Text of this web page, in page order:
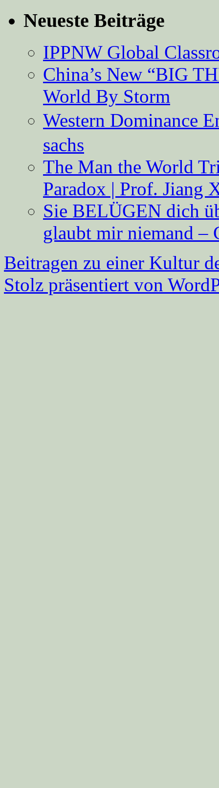
Neueste Beiträge
IPPNW Global
China’s New “BIG
World By Storm
Western Dominance
sachs
The Man the World
Paradox | Prof. Jiang
Sie BELÜGEN dich
glaubt mir niemand –
Beitragen zu einer Kultur
Stolz präsentiert von